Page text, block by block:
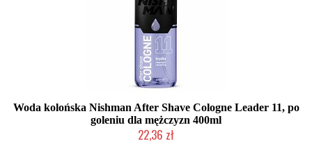
Woda kolońska Nishman After Shave Cologne Leader 11, po
goleniu dla mężczyzn 400ml
22,36 zł